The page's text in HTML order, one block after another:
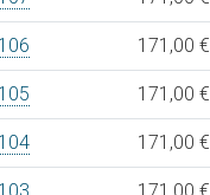
171,00 €
171,00 €
171,00 €